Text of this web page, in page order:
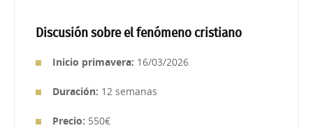
Discusión sobre el fenómeno cristiano
Inicio primavera: 16/03/2026
Duración: 12 semanas
Precio: 550€